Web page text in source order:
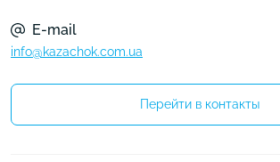
E-mail
info@kazachok.com.ua
Перейти в контакты